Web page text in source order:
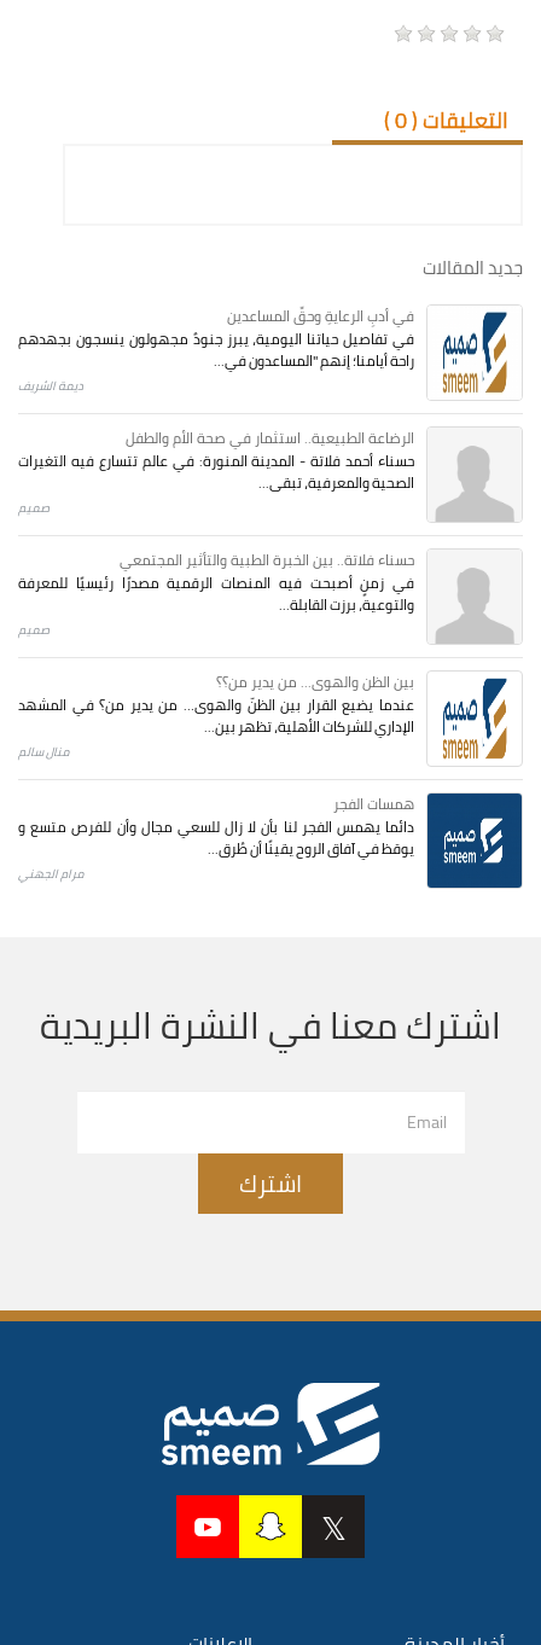
التعليقات (0
)
جديد المقالات
في أدبِ الرعايةِ وحقِّ المساعدين
في تفاصيل حياتنا اليومية، يبرز جنودٌ مجهولون ينسجون بجهدهم
راحة أيامنا؛ إنهم "المساعدون في...
ديمة الشريف
الرضاعة الطبيعية.. استثمار في صحة الأم والطفل
حسناء أحمد فلاتة - المدينة المنورة: في عالم تتسارع فيه التغيرات
الصحية والمعرفية، تبقى...
صميم
حسناء فلاتة.. بين الخبرة الطبية والتأثير المجتمعي
في زمنٍ أصبحت فيه المنصات الرقمية مصدرًا رئيسيًا للمعرفة
والتوعية، برزت القابلة...
صميم
بين الظن والهوى... من يدير من؟؟
عندما يضيع القرار بين الظنّ والهوى… من يدير من؟ في المشهد
الإداري للشركات الأهلية، تظهر بين...
منال سالم
همسات الفجر
دائما يهمس الفجر لنا بأن لا زال للسعي مجال وأن للفرص متسع و
يوقظ في آفاق الروح يقينًا أن طُرق...
مرام الجهني
اشترك معنا في النشرة البريدية
اشترك